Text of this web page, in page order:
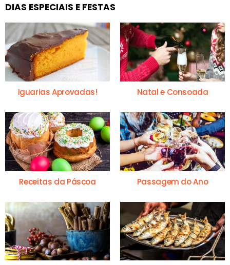
DIAS ESPECIAIS E FESTAS
Iguarias Aprovadas! Natal e Consoada
Receitas da Páscoa Passagem do Ano